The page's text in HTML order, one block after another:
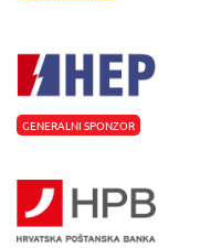
GENERALNI SPONZOR